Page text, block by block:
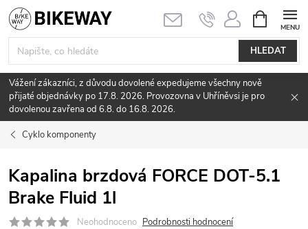
Přejít
na
obsah
HLEDAT
NÁKUPNÍ
KOŠÍK
Vážení zákazníci, z důvodu dovolené expedujeme všechny nově
přijaté objednávky po 17.8. 2026. Provozovna v Uhříněvsi je pro
dovolenou zavřena od 6.8. do 16.8. 2026.
Cyklo komponenty
Kapalina brzdová FORCE DOT-5.1
Brake Fluid 1l
Neohodnoceno Podrobnosti hodnocení